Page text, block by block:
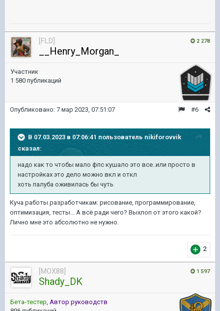
2 278
[FLD]
__Henry_Morgan_
Участник
1 580 публикаций
#6
Опубликовано: 7 мар 2023, 07:51:07
В 07.03.2023 в 07:06:41 пользователь nikiforovvik
сказал:
надо как то чтобы мало фпс кушало это все..или просто в
настройках это дело можно вкл и откл
хоть палуба оживилась бы чуть
Куча работы разработчикам: рисование, программирование,
оптимизация, тесты... А всё ради чего? Выхлоп от этого какой?
Лично мне это абсолютно не нужно.
2
1 597
[MOX88]
Shady_DK
Бета-тестер Автор руководств